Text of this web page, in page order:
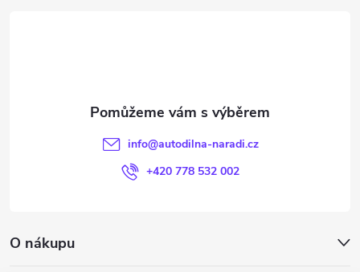
info@autodilna-naradi.cz
+420 778 532 002
O nákupu